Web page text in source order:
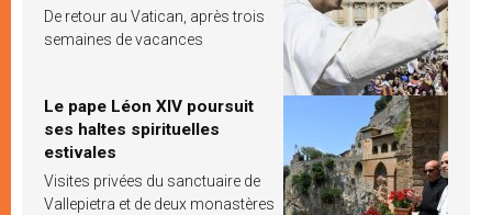
De retour au Vatican, après trois
semaines de vacances
Le pape Léon XIV poursuit
ses haltes spirituelles
estivales
Visites privées du sanctuaire de
Vallepietra et de deux monastères